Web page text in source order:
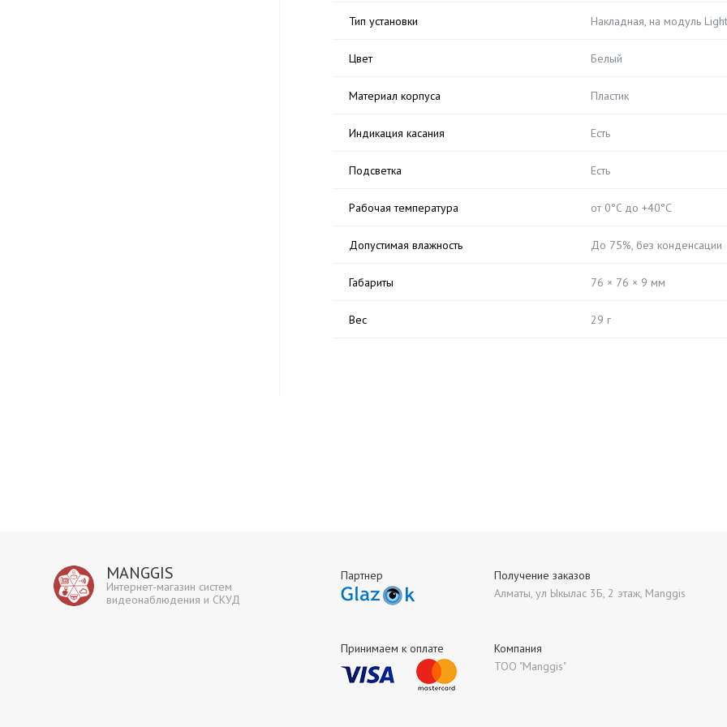
Тип установки Накладная, на модуль
Цвет Белый
Материал корпуса Пластик
Индикация касания Есть
Подсветка Есть
Рабочая температура от 0°C до +40°C
Допустимая влажность До 75%, без конденсации
Габариты 76 × 76 × 9 мм
Вес 29 г
MANGGIS
Интернет-магазин систем
видеонаблюдения и СКУД
Партнер
Принимаем к оплате
Получение заказов
Алматы, ул Ыкылас 3Б, 2 этаж, Manggis
Компания
ТОО "Manggis"